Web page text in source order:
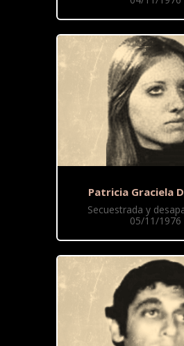
Patricia Graciela
Secuestrada y
05/11/1976